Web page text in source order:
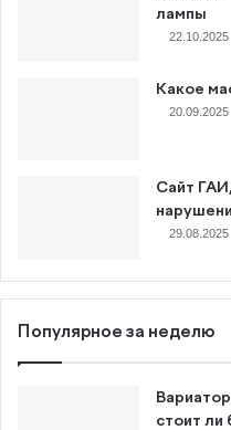
лампы
22.10.2025
Какое
20.09.2025
Сайт
29.08.2025
Популярное за неделю
стоит ли